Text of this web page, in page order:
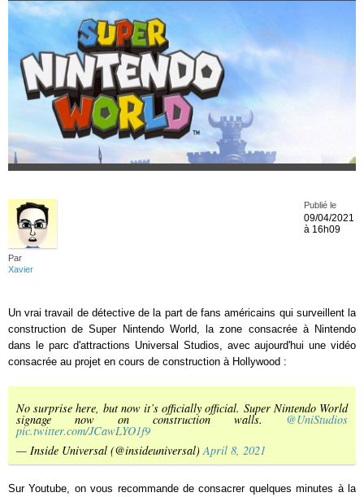
Par
Xavier
Publié le
09/04/2021
à 16h09
Un vrai travail de détective de la part de fans américains qui surveillent la
construction de Super Nintendo World, la zone consacrée à Nintendo
dans le parc d'attractions Universal Studios, avec aujourd'hui une vidéo
consacrée au projet en cours de construction à Hollywood :
No surprise here, but now it’s officially official. Super Nintendo World
signage now on construction walls. @UniStudios
pic.twitter.com/JCawLYO1f9
— Inside Universal (@insideuniversal)April 8, 2021
Sur Youtube, on vous recommande de consacrer quelques minutes à la